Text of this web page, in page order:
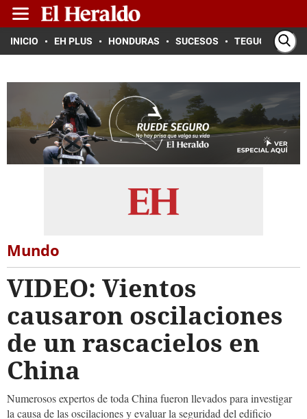
INICIO EH PLUS HONDURAS SUCESOS TEGUCIGALPA
Mundo
VIDEO: Vientos
causaron oscilaciones
de un rascacielos en
China
Numerosos expertos de toda China fueron llevados para investigar
la causa de las oscilaciones y evaluar la seguridad del edificio